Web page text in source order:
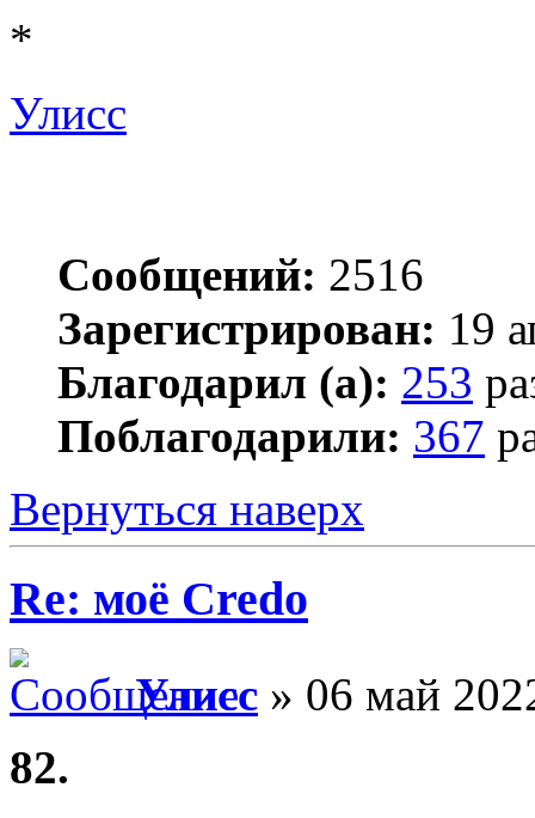
*
Улисс
Сообщений: 2516
Зарегистрирован: 19
Благодарил (а): 253
Поблагодарили: 367
Вернуться наверх
Re: моё Сredo
Улисс » 06 май
82.